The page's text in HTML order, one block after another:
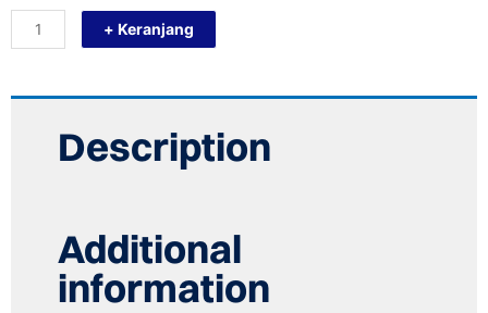
FITTING
PIPA
PVC
DANGKAL
+ Keranjang
Description
Additional
information